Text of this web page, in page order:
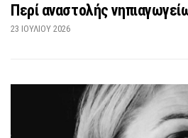
Περί αναστολής
23 ΙΟΥΛΊΟΥ 2026